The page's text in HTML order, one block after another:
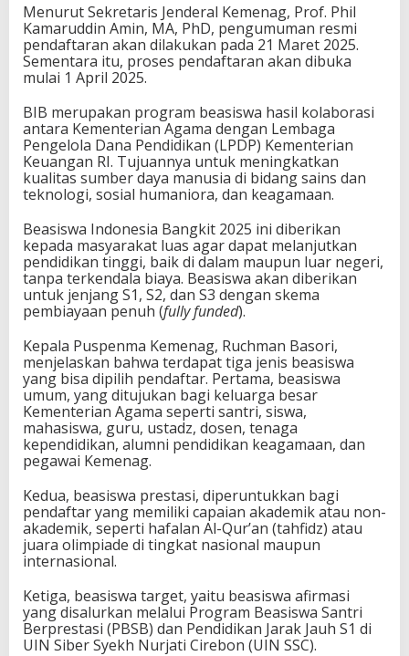
Menurut Sekretaris Jenderal Kemenag, Prof. Phil
Kamaruddin Amin, MA, PhD, pengumuman resmi
pendaftaran akan dilakukan pada 21 Maret 2025.
Sementara itu, proses pendaftaran akan dibuka
mulai 1 April 2025.
BIB merupakan program beasiswa hasil kolaborasi
antara Kementerian Agama dengan Lembaga
Pengelola Dana Pendidikan (LPDP) Kementerian
Keuangan RI. Tujuannya untuk meningkatkan
kualitas sumber daya manusia di bidang sains dan
teknologi, sosial humaniora, dan keagamaan.
Beasiswa Indonesia Bangkit 2025 ini diberikan
kepada masyarakat luas agar dapat melanjutkan
pendidikan tinggi, baik di dalam maupun luar negeri,
tanpa terkendala biaya. Beasiswa akan diberikan
untuk jenjang S1, S2, dan S3 dengan skema
pembiayaan penuh (fully funded).
Kepala Puspenma Kemenag, Ruchman Basori,
menjelaskan bahwa terdapat tiga jenis beasiswa
yang bisa dipilih pendaftar. Pertama, beasiswa
umum, yang ditujukan bagi keluarga besar
Kementerian Agama seperti santri, siswa,
mahasiswa, guru, ustadz, dosen, tenaga
kependidikan, alumni pendidikan keagamaan, dan
pegawai Kemenag.
Kedua, beasiswa prestasi, diperuntukkan bagi
pendaftar yang memiliki capaian akademik atau non-
akademik, seperti hafalan Al-Qur’an (tahfidz) atau
juara olimpiade di tingkat nasional maupun
internasional.
Ketiga, beasiswa target, yaitu beasiswa afirmasi
yang disalurkan melalui Program Beasiswa Santri
Berprestasi (PBSB) dan Pendidikan Jarak Jauh S1 di
UIN Siber Syekh Nurjati Cirebon (UIN SSC).